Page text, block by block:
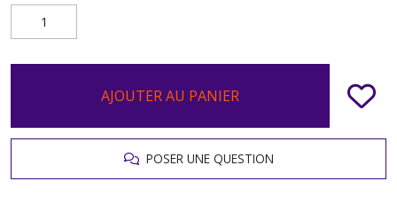
AJOUTER AU PANIER
POSER UNE QUESTION